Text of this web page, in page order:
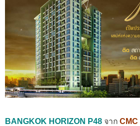
BANGKOK HORIZON P48 จาก CMC